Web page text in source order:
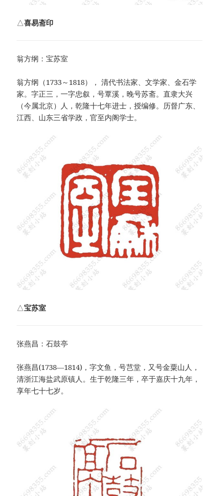
△喜易斋印
翁方纲：宝苏室
翁方纲（1733～1818）， 清代书法家、文学家、金石学
家。字正三，一字忠叙，号覃溪，晚号苏斋。直隶大兴
（今属北京）人，乾隆十七年进士，授编修。历督广东、
江西、山东三省学政，官至内阁学士。
△宝苏室
张燕昌：石鼓亭
张燕昌(1738—1814)，字文鱼，号芑堂，又号金粟山人，
清浙江海盐武原镇人。生于乾隆三年，卒于嘉庆十九年，
享年七十七岁。